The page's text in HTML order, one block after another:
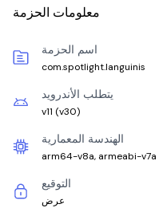
معلومات الحزمة
اسم الحزمة
com.spotlight.languinis
يتطلب الأندرويد
v11 (v30)
الهندسة المعمارية
arm64-v8a, armeabi-v7a
التوقيع
عرض